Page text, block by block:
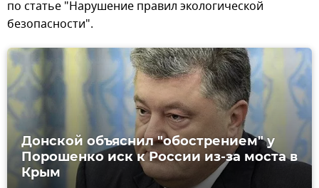
по статье "Нарушение правил экологической
безопасности".
Донской объяснил "обострением" у
Порошенко иск к России из-за моста в
Крым